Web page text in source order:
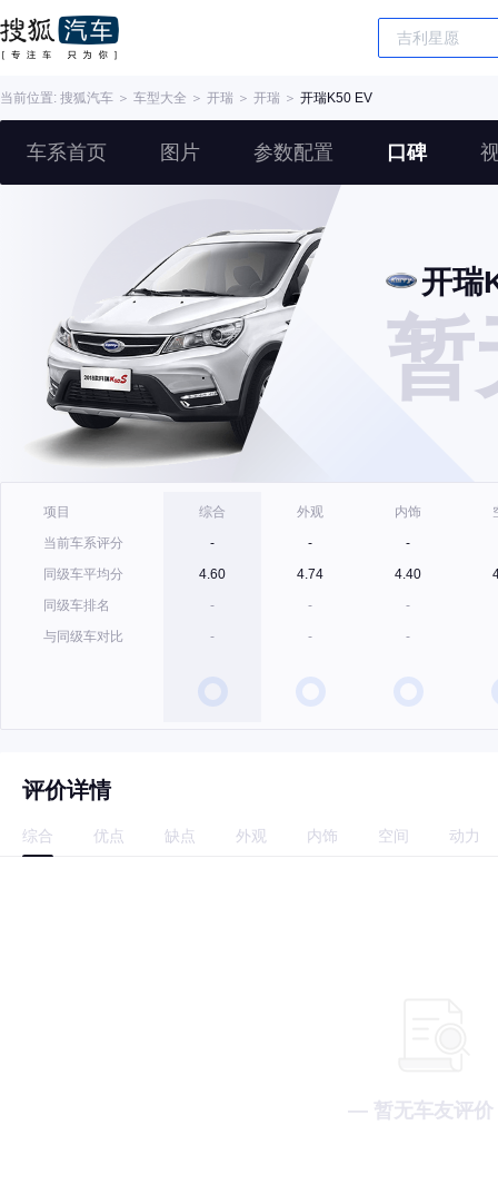
当前位置: 搜狐汽车 ＞ 车型大全 ＞ 开瑞 ＞ 开瑞 ＞ 开瑞K50 EV
车系首页 图片 参数配置 口碑
开瑞
暂
项目
当前车系评分
同级车平均分
同级车排名
与同级车对比
综合
-
4.60
-
-
外观
-
4.74
-
-
内饰
-
4.40
-
-
评价详情
综合 优点 缺点 外观 内饰 空间 动力
— 暂无车友评